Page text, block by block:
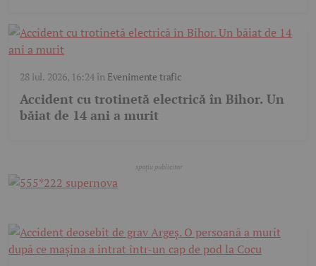
28 iul. 2026, 16:24în Evenimente trafic
Accident cu trotinetă electrică în Bihor. Un
băiat de 14 ani a murit